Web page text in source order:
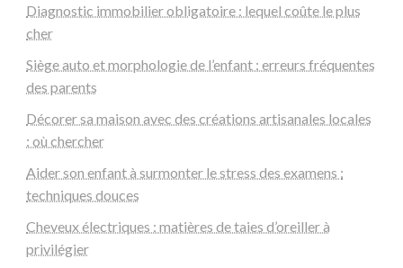
Diagnostic immobilier obligatoire : lequel coûte le plus
cher
Siège auto et morphologie de l’enfant : erreurs fréquentes
des parents
Décorer sa maison avec des créations artisanales locales
: où chercher
Aider son enfant à surmonter le stress des examens :
techniques douces
Cheveux électriques : matières de taies d’oreiller à
privilégier